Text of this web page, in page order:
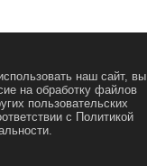
наш сайт, вы
на обработку файлов
пользовательских
с Политикой